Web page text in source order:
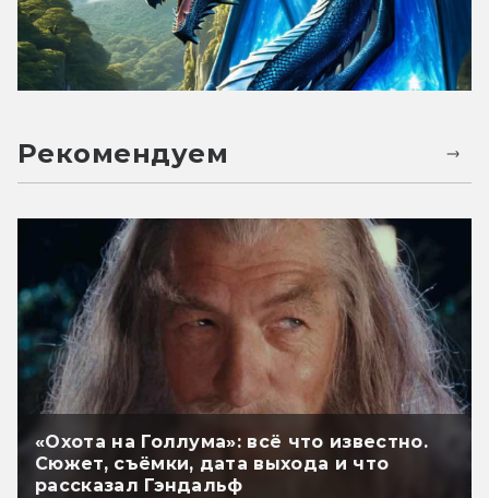
Рекомендуем
«Охота на Голлума»: всё что известно.
Сюжет, съёмки, дата выхода и что
рассказал Гэндальф